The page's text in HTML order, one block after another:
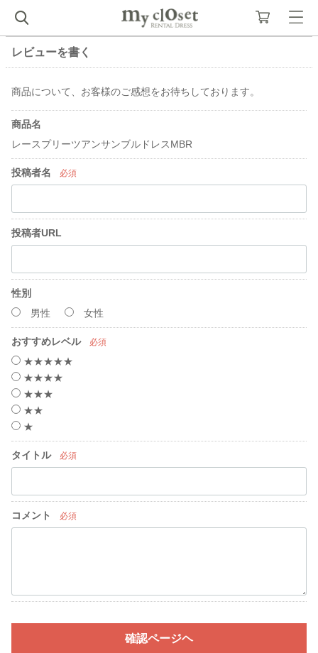
レビューを書く
商品について、お客様のご感想をお待ちしております。
商品名
レースプリーツアンサンブルドレスMBR
投稿者名 必須
投稿者URL
性別
男性
女性
おすすめレベル 必須
★★★★★
★★★★
★★★
★★
★
タイトル 必須
コメント 必須
確認ページヘ